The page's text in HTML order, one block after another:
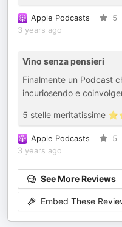
Apple Podcasts 5
3 years ago
Vino senza pensieri
Finalmente un Podcast
incuriosendo e
5 stelle meritatissime
Apple Podcasts 5
3 years ago
See More Reviews
Embed These